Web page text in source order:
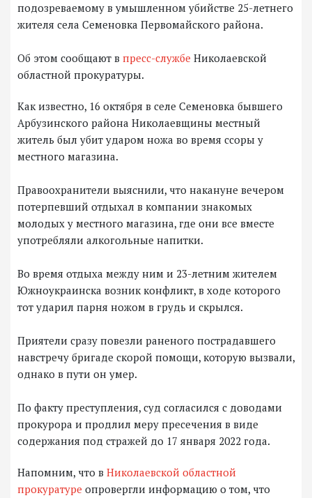
подозреваемому в умышленном убийстве 25-летнего
жителя села Семеновка Первомайского района.
Об этом сообщают в пресс-службе Николаевской
областной прокуратуры.
Как известно, 16 октября в селе Семеновка бывшего
Арбузинского района Николаевщины местный
житель был убит ударом ножа во время ссоры у
местного магазина.
Правоохранители выяснили, что накануне вечером
потерпевший отдыхал в компании знакомых
молодых у местного магазина, где они все вместе
употребляли алкогольные напитки.
Во время отдыха между ним и 23-летним жителем
Южноукраинска возник конфликт, в ходе которого
тот ударил парня ножом в грудь и скрылся.
Приятели сразу повезли раненого пострадавшего
навстречу бригаде скорой помощи, которую вызвали,
однако в пути он умер.
По факту преступления, суд согласился с доводами
прокурора и продлил меру пресечения в виде
содержания под стражей до 17 января 2022 года.
Напомним, что в Николаевской областной
прокуратуре опровергли информацию о том, что